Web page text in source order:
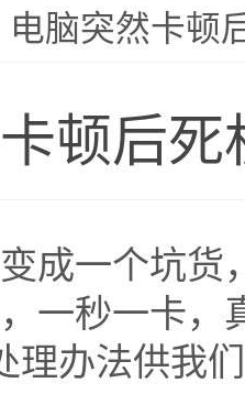
电脑突然卡顿
顿后
成一个坑
一秒一卡
理办法供我